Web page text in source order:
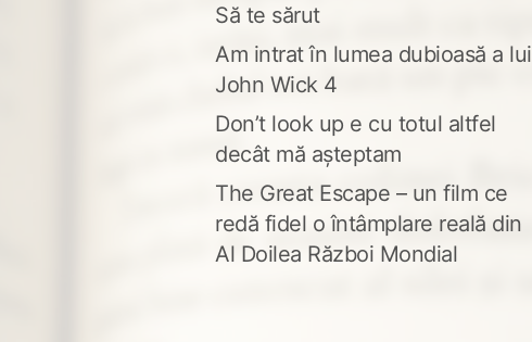
Să te sărut
Am intrat în lumea dubioasă a lui
John Wick 4
Don’t look up e cu totul altfel
decât mă așteptam
The Great Escape – un film ce
redă fidel o întâmplare reală din
Al Doilea Război Mondial